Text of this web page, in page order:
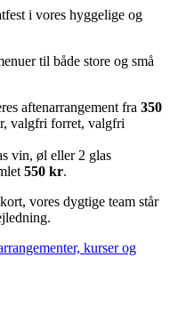
i vores hyggelige og
til både store og små
aftenarrangement fra 350
valgfri forret, valgfri
vin, øl eller 2 glas
550 kr.
vores dygtige team står
kurser og